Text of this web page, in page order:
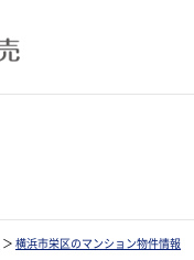
＞ 横浜市栄区のマンション物件情報